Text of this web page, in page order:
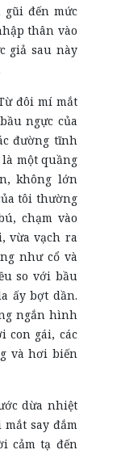
đến mức
thân vào
giả sau này
đôi mí mắt
ngực của
đường tĩnh
một quầng
không lớn
tôi thường
chạm vào
vừa vạch ra
như cổ và
so với bầu
ấy bợt dần.
ngắn hình
con gái, các
và hơi biến
dừa nhiệt
say đắm
cảm tạ đến